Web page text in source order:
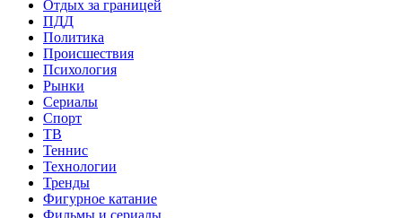
Отдых за границей
ПДД
Политика
Происшествия
Психология
Рынки
Сериалы
Спорт
ТВ
Теннис
Технологии
Тренды
Фигурное катание
Фильмы и сериалы